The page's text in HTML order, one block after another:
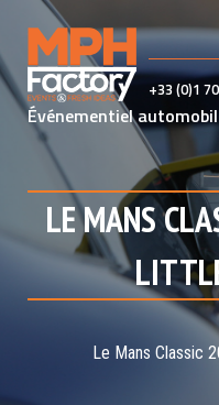
content
+33 (0)1
Événementiel
LE MANS
Le Mans Classic